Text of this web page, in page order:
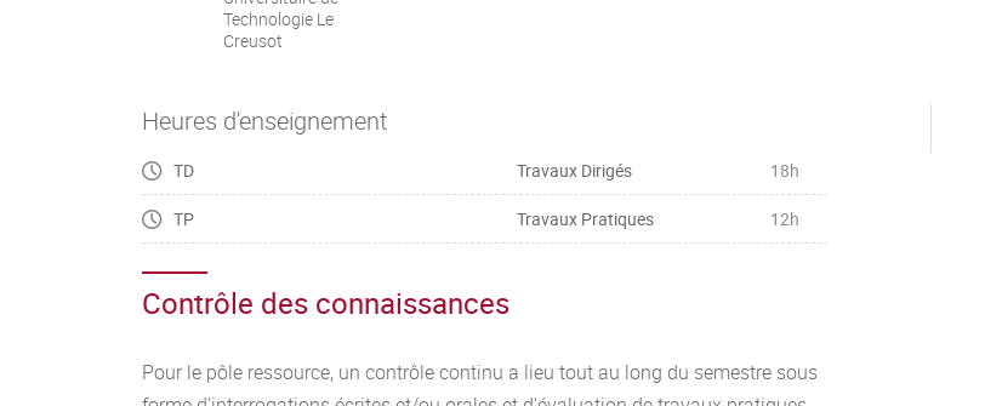
Technologie Le
Creusot
Heures d'enseignement
TD Travaux Dirigés 18h
TP Travaux Pratiques 12h
Contrôle des connaissances
Pour le pôle ressource, un contrôle continu a lieu tout au long du semestre sous